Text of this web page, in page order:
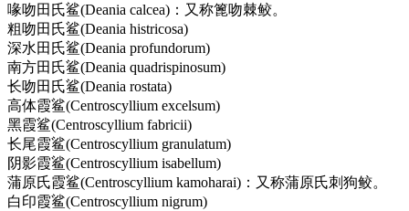
喙吻田氏鲨(Deania calcea)：又称篦吻棘鲛。
粗吻田氏鲨(Deania histricosa)
深水田氏鲨(Deania profundorum)
南方田氏鲨(Deania quadrispinosum)
长吻田氏鲨(Deania rostata)
高体霞鲨(Centroscyllium excelsum)
黑霞鲨(Centroscyllium fabricii)
长尾霞鲨(Centroscyllium granulatum)
阴影霞鲨(Centroscyllium isabellum)
蒲原氏霞鲨(Centroscyllium kamoharai)：又称蒲原氏刺狗鲛。
白印霞鲨(Centroscyllium nigrum)